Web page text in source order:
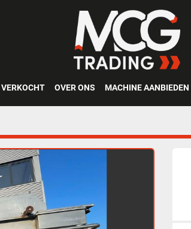
VERKOCHT OVER ONS MACHINE AANBIEDEN